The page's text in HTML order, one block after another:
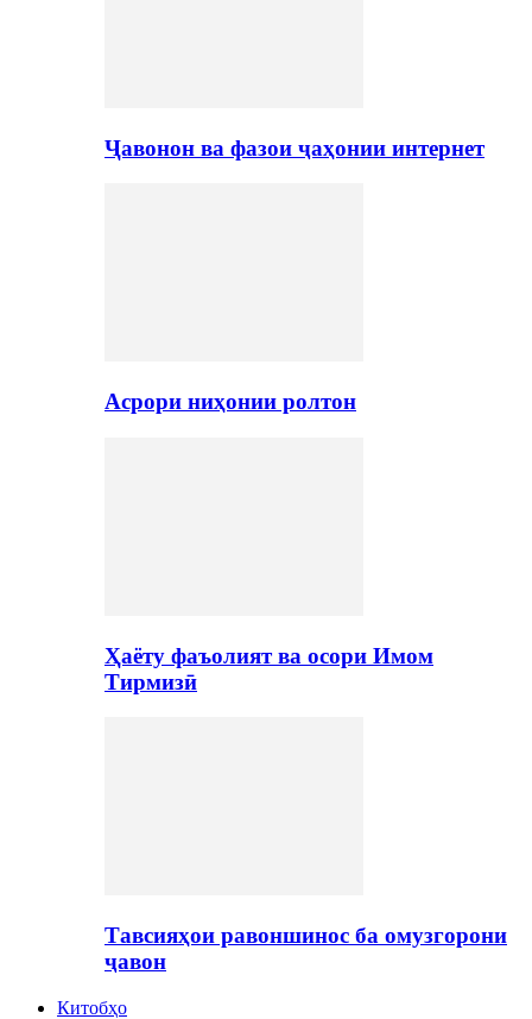
Ҷавонон ва фазои ҷаҳонии интернет
Асрори ниҳонии ролтон
Ҳаёту фаъолият ва осори Имом
Тирмизӣ
Тавсияҳои равоншинос ба омузгорони
ҷавон
Китобҳо